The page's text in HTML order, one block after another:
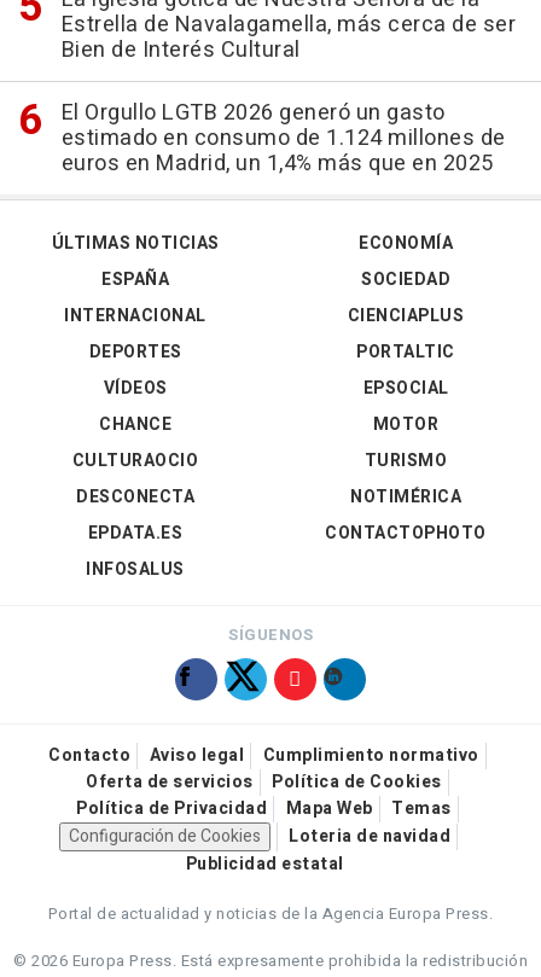
Estrella de Navalagamella, más cerca de ser
Bien de Interés Cultural
El Orgullo LGTB 2026 generó un gasto
estimado en consumo de 1.124 millones de
euros en Madrid, un 1,4% más que en 2025
ÚLTIMAS NOTICIAS
ESPAÑA
INTERNACIONAL
DEPORTES
VÍDEOS
ECONOMÍA
SOCIEDAD
CIENCIAPLUS
PORTALTIC
EPSOCIAL
CHANCE
CULTURAOCIO
DESCONECTA
EPDATA.ES
INFOSALUS
MOTOR
TURISMO
NOTIMÉRICA
CONTACTOPHOTO
SÍGUENOS
Contacto Aviso legal
Cumplimiento normativo
Oferta de servicios
Política de Cookies
Política de Privacidad
Mapa Web
Temas
Configuración de Cookies
Loteria de navidad
Publicidad estatal
Portal de actualidad y noticias de la Agencia Europa Press.
© 2026 Europa Press. Está expresamente prohibida la redistribución